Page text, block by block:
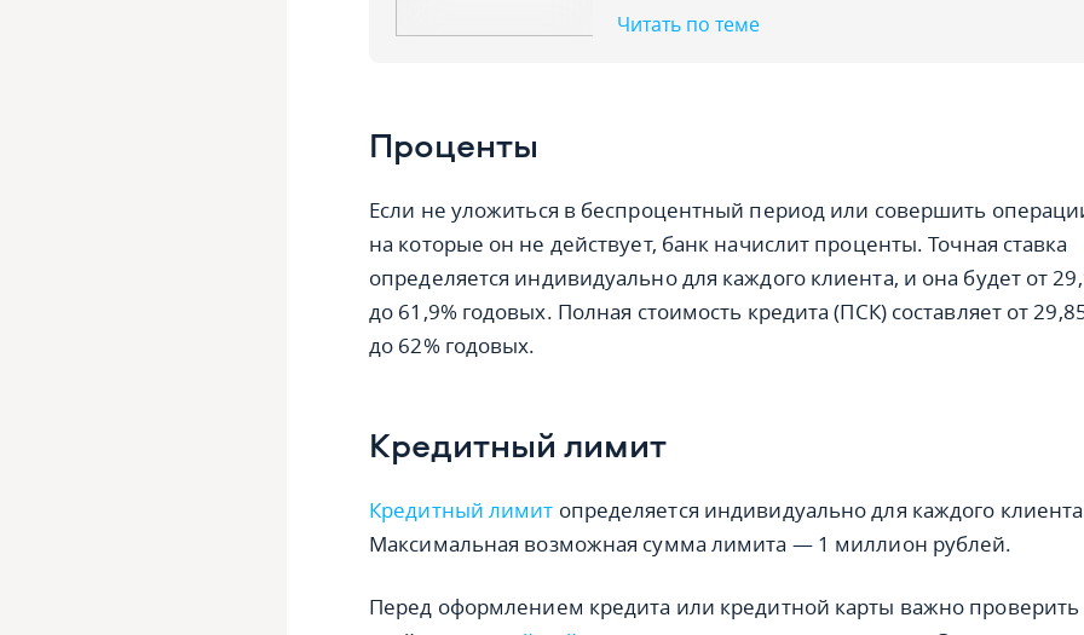
Читать по теме
Проценты
Если не уложиться в беспроцентный период или совершить
на которые он не действует, банк начислит проценты. Точная ставка
определяется индивидуально для каждого клиента, и она будет от
до 61,9% годовых. Полная стоимость кредита (ПСК) составляет от
до 62% годовых.
Кредитный лимит
Кредитный лимит определяется индивидуально для каждого
Максимальная возможная сумма лимита — 1 миллион рублей.
Перед оформлением кредита или кредитной карты важно проверить